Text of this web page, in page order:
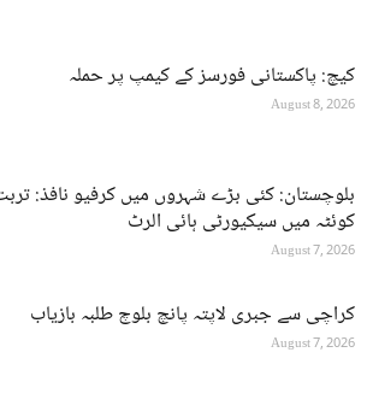
کیچ: پاکستانی فورسز کے کیمپ پر حملہ
August 8, 2026
بلوچستان: کئی بڑے شہروں میں کرفیو نافذ:
کوئٹہ میں سیکیورٹی ہائی الرٹ
August 7, 2026
کراچی سے جبری لاپتہ پانچ بلوچ طلبہ بازیاب
August 7, 2026